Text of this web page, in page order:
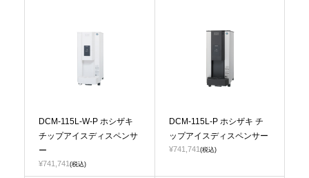
DCM-115L-W-P ホシザキ
チップアイスディスペンサ
ー
¥741,741 (税込)
DCM-115L-P ホシザキ チ
ップアイスディスペンサー
¥741,741 (税込)